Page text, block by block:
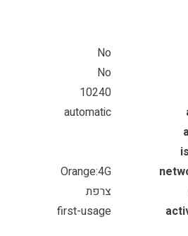
No
No
10240
automatic
Orange:4G
צרפת
first-usage